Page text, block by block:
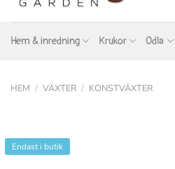
Hem & inredning Krukor Odla
HEM / VÄXTER / KONSTVÄXTER
Endast i butik